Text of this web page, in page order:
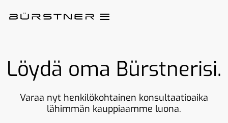
Löydä oma Bürstnerisi.
Varaa nyt henkilökohtainen konsultaatioaika
lähimmän kauppiaamme luona.